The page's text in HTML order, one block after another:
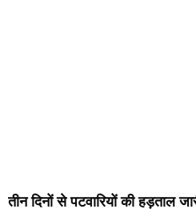
तीन दिनों से पटवारियों की हड़ताल